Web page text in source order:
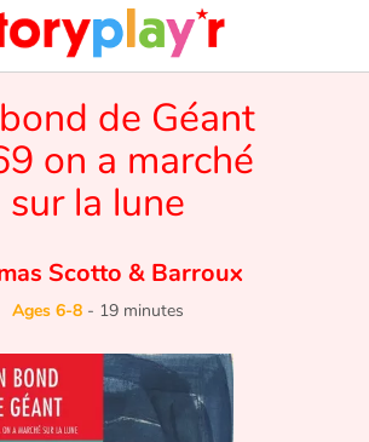
de Géant
on a marché
sur la lune
Scotto & Barroux
Ages 6-8 - 19 minutes